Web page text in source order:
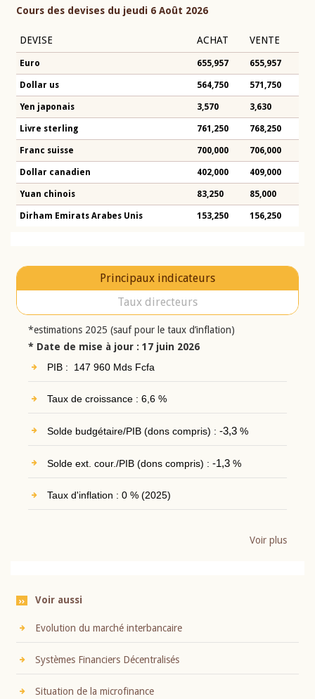
Cours des devises du jeudi 6 Août 2026
DEVISE ACHAT VENTE
Euro 655,957 655,957
Dollar us 564,750 571,750
Yen japonais 3,570 3,630
Livre sterling 761,250 768,250
Franc suisse 700,000 706,000
Dollar canadien 402,000 409,000
Yuan chinois 83,250 85,000
Dirham Emirats Arabes Unis 153,250 156,250
Principaux indicateurs
Taux directeurs
*estimations 2025 (sauf pour le taux d’inflation)
* Date de mise à jour : 17 juin 2026
PIB : 147 960 Mds Fcfa
Taux de croissance : 6,6 %
Solde budgétaire/PIB (dons compris) : -3,3%
Solde ext. cour./PIB (dons compris) : -1,3%
Taux d'inflation : 0 % (2025)
Voir plus
Voir aussi
Evolution du marché interbancaire
Systèmes Financiers Décentralisés
Situation de la microfinance